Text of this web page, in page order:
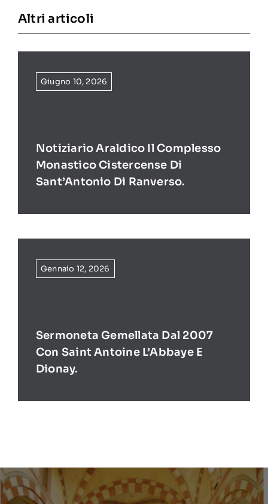
Altri articoli
Giugno 10, 2026
Notiziario Araldico Il Complesso
Monastico Cistercense Di
Sant’Antonio Di Ranverso.
Gennaio 12, 2026
Sermoneta Gemellata Dal 2007
Con Saint Antoine L’Abbaye E
Dionay.